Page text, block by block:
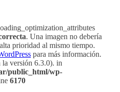
. Una imagen no debería
prioridad al mismo tiempo.
para más información.
la versión 6.3.0). in
public_html/wp-
6170